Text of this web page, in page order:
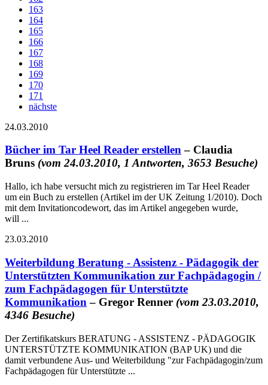
163
164
165
166
167
168
169
170
171
nächste
24.03.2010
Bücher im Tar Heel Reader erstellen– Claudia
Bruns (vom 24.03.2010, 1 Antworten, 3653 Besuche)
Hallo, ich habe versucht mich zu registrieren im Tar Heel Reader
um ein Buch zu erstellen (Artikel im der UK Zeitung 1/2010). Doch
mit dem Invitationcodewort, das im Artikel angegeben wurde,
will ...
23.03.2010
Weiterbildung Beratung - Assistenz - Pädagogik der
Unterstützten Kommunikation zur Fachpädagogin /
zum Fachpädagogen für Unterstützte
Kommunikation – Gregor Renner (vom 23.03.2010,
4346 Besuche)
Der Zertifikatskurs BERATUNG - ASSISTENZ - PÄDAGOGIK
UNTERSTÜTZTE KOMMUNIKATION (BAP UK) und die
damit verbundene Aus- und Weiterbildung "zur Fachpädagogin/zum
Fachpädagogen für Unterstützte ...